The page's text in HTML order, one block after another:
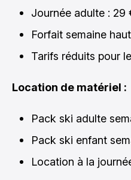
Journée adulte : 29
Forfait semaine
Tarifs réduits pour
Location de matériel :
Pack ski adulte
Pack ski enfant
Location à la